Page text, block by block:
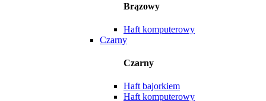
Brązowy
Haft komputerowy
Czarny
Czarny
Haft bajorkiem
Haft komputerowy